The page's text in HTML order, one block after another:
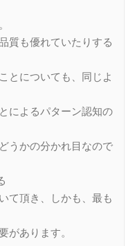
質も優れていたりする
とについても、同じよ
によるパターン認知の
うかの分かれ目なので
て頂き、しかも、最も
があります。